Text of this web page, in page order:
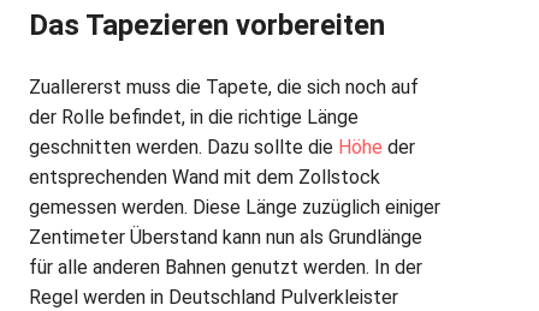
Das Tapezieren vorbereiten
Zuallererst muss die Tapete, die sich noch auf
der Rolle befindet, in die richtige Länge
geschnitten werden. Dazu sollte die Höhe der
entsprechenden Wand mit dem Zollstock
gemessen werden. Diese Länge zuzüglich einiger
Zentimeter Überstand kann nun als Grundlänge
für alle anderen Bahnen genutzt werden. In der
Regel werden in Deutschland Pulverkleister